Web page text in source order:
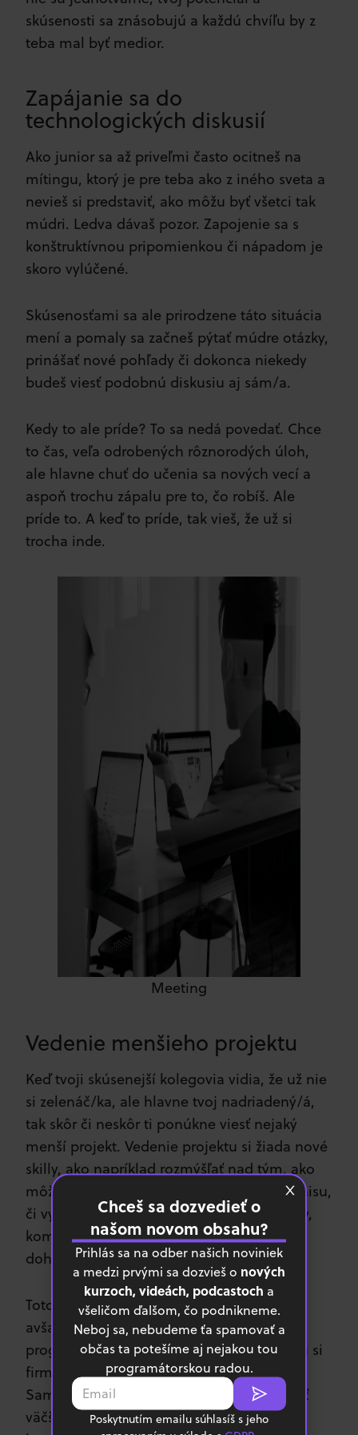
skúsenosti sa znásobujú a každú chvíľu by z
teba mal byť medior.
Zapájanie sa do
technologických diskusií
Ako junior sa až priveľmi často ocitneš na
mítingu, ktorý je pre teba ako z iného sveta a
nevieš si predstaviť, ako môžu byť všetci tak
múdri. Ledva dávaš pozor. Zapojenie sa s
konštruktívnou pripomienkou či nápadom je
skoro vylúčené.
Skúsenosťami sa ale prirodzene táto situácia
mení a pomaly sa začneš pýtať múdre otázky,
prinášať nové pohľady či dokonca niekedy
budeš viesť podobnú diskusiu aj sám/a.
Kedy to ale príde? To sa nedá povedať. Chce
to čas, veľa odrobených rôznorodých úloh,
ale hlavne chuť do učenia sa nových vecí a
aspoň trochu zápalu pre to, čo robíš. Ale
príde to. A keď to príde, tak vieš, že už si
trocha inde.
Meeting
Vedenie menšieho projektu
Keď tvoji skúsenejší kolegovia vidia, že už nie
si zelenáč/ka, ale hlavne tvoj nadriadený/á,
tak skôr či neskôr ti ponúkne viesť nejaký
menší projekt. Vedenie projektu si žiada nové
skilly, ako napríklad rozmýšľať nad tým, ako
môže tento projekt čo najviac prispieť biznisu,
či vytváranie úloh, organizovanie mítingov,
komunikácia s ostatnými tímami alebo
dohliadanie na implementáciu.
Toto už neznie veľmi ako programovanie,
avšak sú to skilly kompetentného
programátora či programátorky, ktorého/ú si
firma cení. Ak chceš rásť, tak toto je cesta.
Samozrejme nehovorím, že keď chceš mať
väčší plat, tak len manažuj projekty, ale
Chceš sa dozvedieť o
našom novom obsahu?
Prihlás sa na odber našich noviniek
a medzi prvými sa dozvieš o nových
kurzoch, videách, podcastoch a
všeličom ďalšom, čo podnikneme.
Neboj sa, nebudeme ťa spamovať a
občas ta potešíme aj nejakou tou
programátorskou radou.
Poskytnutím emailu súhlasíš s jeho